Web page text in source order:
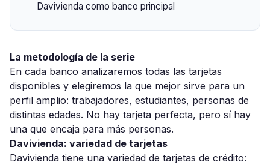
Davivienda como banco principal
La metodología de la serie
En cada banco analizaremos todas las tarjetas
disponibles y elegiremos la que mejor sirve para un
perfil amplio: trabajadores, estudiantes, personas de
distintas edades. No hay tarjeta perfecta, pero sí hay
una que encaja para más personas.
Davivienda: variedad de tarjetas
Davivienda tiene una variedad de tarjetas de crédito: